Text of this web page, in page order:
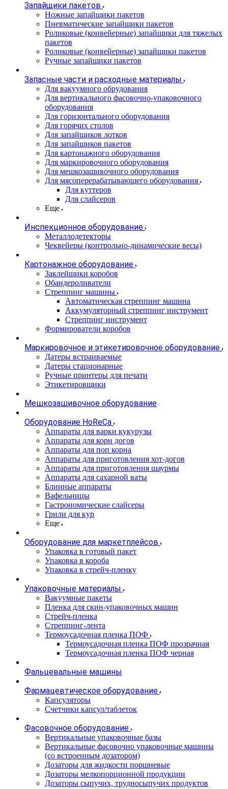
Запайщики пакетов
Ножные запайщики пакетов
Пневматические запайщики пакетов
Роликовые (конвейерные) запайщики для тяжелых
пакетов
Роликовые (конвейерные) запайщики пакетов
Ручные запайщики пакетов
Запасные части и расходные материалы
Для вакуумного обрудования
Для вертикального фасовочно-упаковочного
оборудования
Для горизонтального оборудования
Для горячих столов
Для запайщиков лотков
Для запайщиков пакетов
Для картонажного оборудования
Для маркировочного оборудования
Для мешкозашивочного оборудования
Для мясоперерабатывающего оборудования
Для куттеров
Для слайсеров
Еще
Инспекционное оборудование
Металлодетекторы
Чеквейеры (контрольно-динамические весы)
Картонажное оборудование
Заклейщики коробов
Обандероливатели
Стреппинг машины
Автоматическая стреппинг машина
Аккумуляторный стреппинг инструмент
Стреппинг инструмент
Формирователи коробов
Маркировочное и этикетировочное оборудование
Датеры встраиваемые
Датеры стационарные
Ручные принтеры для печати
Этикетировщики
Мешкозашивочное оборудование
Оборудование HoReCa
Аппараты для варки кукурузы
Аппараты для корн догов
Аппараты для поп корна
Аппараты для приготовления хот-догов
Аппараты для приготовления шаурмы
Аппараты для сахарной ваты
Блинные аппараты
Вафельницы
Гастрономические слайсеры
Грили для кур
Еще
Оборудование для маркетплейсов
Упаковка в готовый пакет
Упаковка в короба
Упаковка в стрейч-пленку
Упаковочные материалы
Вакуумные пакеты
Пленка для скин-упаковочных машин
Стрейч-пленка
Стреппинг-лента
Термоусадочная пленка ПОФ
Термоусадочная пленка ПОФ прозрачная
Термоусадочная пленка ПОФ черная
Фальцевальные машины
Фармацевтическое оборудование
Капсуляторы
Счетчики капсул/таблеток
Фасовочноe оборудование
Вертикальные упаковочные базы
Вертикальные фасовочно упаковочные машины
(со встроенным дозатором)
Дозаторы для жидкости поршневые
Дозаторы мелкопорционной продукции
Дозаторы сыпучих, трудносыпучих продуктов